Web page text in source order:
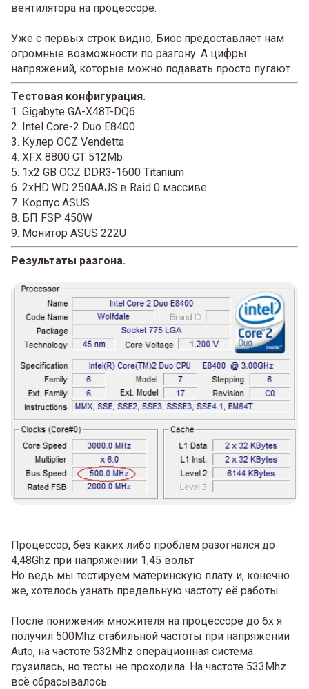
вентилятора на процессоре.
Уже с первых строк видно, Биос предоставляет нам
огромные возможности по разгону. А цифры
напряжений, которые можно подавать просто пугают.
Тестовая конфигурация.
1. Gigabyte GA-X48T-DQ6
2. Intel Core-2 Duo E8400
3. Кулер OCZ Vendetta
4. XFX 8800 GT 512Mb
5. 1x2 GB OCZ DDR3-1600 Titanium
6. 2xHD WD 250AAJS в Raid 0 массиве.
7. Корпус ASUS
8. БП FSP 450W
9. Монитор ASUS 222U
Результаты разгона.
Процессор, без каких либо проблем разогнался до
4,48Ghz при напряжении 1,45 вольт.
Но ведь мы тестируем материнскую плату и, конечно
же, хотелось узнать предельную частоту её работы.
После понижения множителя на процессоре до 6x я
получил 500Mhz стабильной частоты при напряжении
Auto, на частоте 532Mhz операционная система
грузилась, но тесты не проходила. На частоте 533Mhz
всё сбрасывалось.